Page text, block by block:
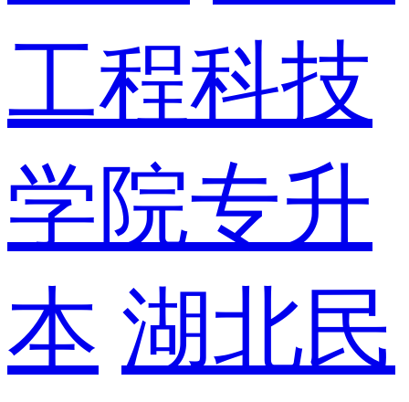
工程科技
学院专升
本 湖北民